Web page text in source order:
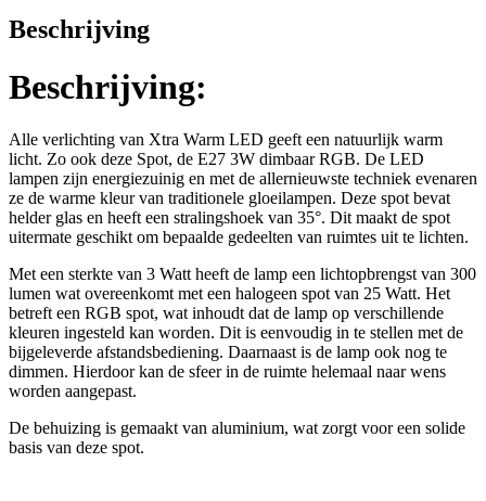
Beschrijving
Beschrijving:
Alle verlichting van Xtra Warm LED geeft een natuurlijk warm
licht. Zo ook deze Spot, de E27 3W dimbaar RGB. De LED
lampen zijn energiezuinig en met de allernieuwste techniek evenaren
ze de warme kleur van traditionele gloeilampen. Deze spot bevat
helder glas en heeft een stralingshoek van 35°. Dit maakt de spot
uitermate geschikt om bepaalde gedeelten van ruimtes uit te lichten.
Met een sterkte van 3 Watt heeft de lamp een lichtopbrengst van 300
lumen wat overeenkomt met een halogeen spot van 25 Watt. Het
betreft een RGB spot, wat inhoudt dat de lamp op verschillende
kleuren ingesteld kan worden. Dit is eenvoudig in te stellen met de
bijgeleverde afstandsbediening. Daarnaast is de lamp ook nog te
dimmen. Hierdoor kan de sfeer in de ruimte helemaal naar wens
worden aangepast.
De behuizing is gemaakt van aluminium, wat zorgt voor een solide
basis van deze spot.